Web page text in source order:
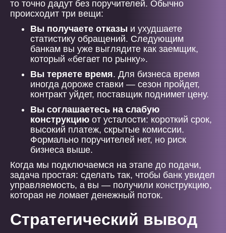
то точно дадут без поручителей. Обычно
происходит три вещи:
Вы получаете отказы и ухудшаете
статистику обращений. Следующим
банкам вы уже выглядите как заемщик,
который «бегает по рынку».
Вы теряете время. Для бизнеса время
иногда дороже ставки — сезон пройдет,
контракт уйдет, поставщик поднимет цену.
Вы соглашаетесь на слабую
конструкцию от усталости: короткий срок,
высокий платеж, скрытые комиссии.
Формально поручителей нет, но риск
бизнеса выше.
Когда мы подключаемся на этапе до подачи,
задача простая: сделать так, чтобы банк увидел
управляемость, а вы — получили конструкцию,
которая не ломает денежный поток.
Стратегический вывод